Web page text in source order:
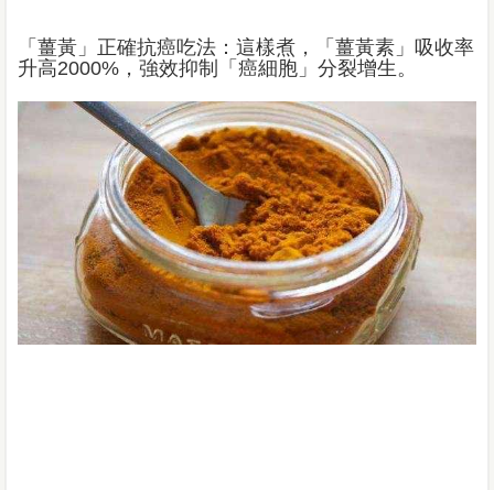
「薑黃」正確抗癌吃法：這樣煮，「薑黃素」吸收率
升高2000%，強效抑制「癌細胞」分裂增生。